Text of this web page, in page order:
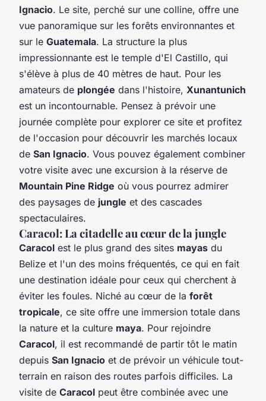
Ignacio. Le site, perché sur une colline, offre une
vue panoramique sur les forêts environnantes et
sur le Guatemala. La structure la plus
impressionnante est le temple d'El Castillo, qui
s'élève à plus de 40 mètres de haut. Pour les
amateurs de plongée dans l'histoire, Xunantunich
est un incontournable. Pensez à prévoir une
journée complète pour explorer ce site et profitez
de l'occasion pour découvrir les marchés locaux
de San Ignacio. Vous pouvez également combiner
votre visite avec une excursion à la réserve de
Mountain Pine Ridge où vous pourrez admirer
des paysages de jungle et des cascades
spectaculaires.
Caracol: La citadelle au cœur de la jungle
Caracol est le plus grand des sites mayas du
Belize et l'un des moins fréquentés, ce qui en fait
une destination idéale pour ceux qui cherchent à
éviter les foules. Niché au cœur de la forêt
tropicale, ce site offre une immersion totale dans
la nature et la culture maya. Pour rejoindre
Caracol, il est recommandé de partir tôt le matin
depuis San Ignacio et de prévoir un véhicule tout-
terrain en raison des routes parfois difficiles. La
visite de Caracol peut être combinée avec une